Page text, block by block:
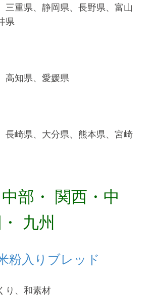
三重県、静岡県、長野県、富山
県
高知県、愛媛県
長崎県、大分県、熊本県、宮崎
部・ 関西・中
九州
粉入りブレッド
り、和素材